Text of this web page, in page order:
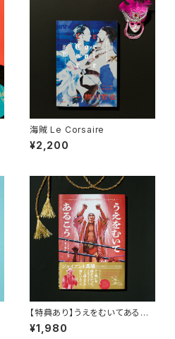
海賊 Le Corsaire
¥2,200
【特典あり】うえをむいてあるこ
う〜ジャイアント馬場、世界をわ
かせた最初のショーヘイ
¥1,980